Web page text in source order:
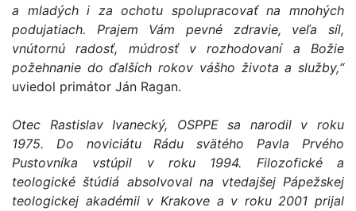
a mladých i za ochotu spolupracovať na mnohých
podujatiach. Prajem Vám pevné zdravie, veľa síl,
vnútornú radosť, múdrosť v rozhodovaní a Božie
požehnanie do ďalších rokov vášho života a služby,“
uviedol primátor Ján Ragan.
Otec Rastislav Ivanecký, OSPPE sa narodil v roku
1975. Do noviciátu Rádu svätého Pavla Prvého
Pustovníka vstúpil v roku 1994. Filozofické a
teologické štúdiá absolvoval na vtedajšej Pápežskej
teologickej akadémii v Krakove a v roku 2001 prijal